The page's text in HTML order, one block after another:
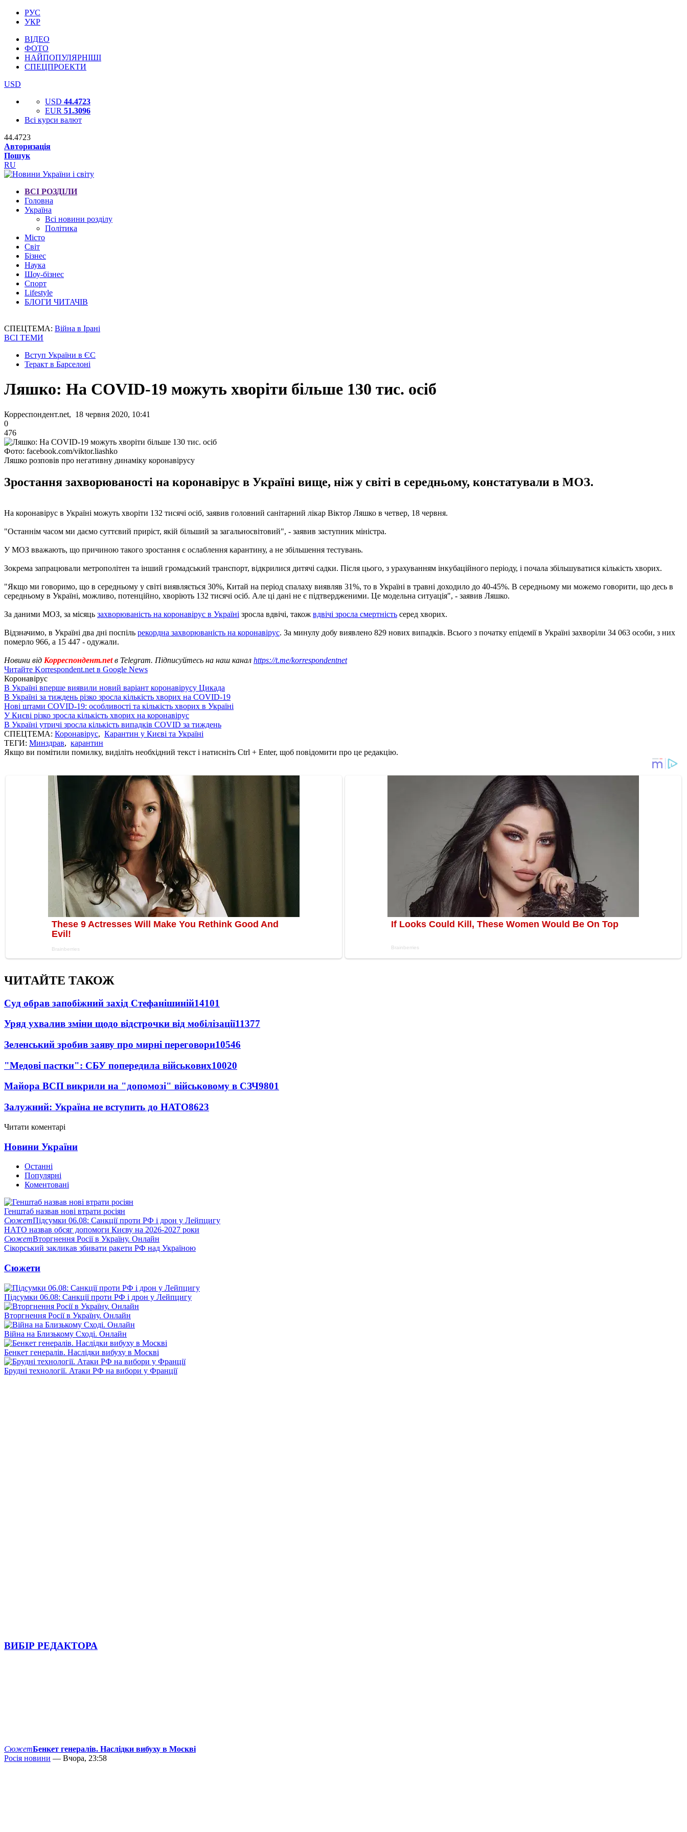
РУС
УКР
ВІДЕО
ФОТО
НАЙПОПУЛЯРНІШІ
СПЕЦПРОЕКТИ
USD
USD 44.4723
EUR 51.3096
Всі курси валют
44.4723
Авторизація
Пошук
RU
ВСІ РОЗДІЛИ
Головна
Україна
Всі новини розділу
Політика
Місто
Світ
Бізнес
Наука
Шоу-бізнес
Спорт
Lifestyle
БЛОГИ ЧИТАЧІВ
СПЕЦТЕМА: Війна в Ірані
ВСІ ТЕМИ
Вступ України в ЄС
Теракт в Барселоні
Ляшко: На COVID-19 можуть хворіти більше 130 тис. осіб
Корреспондент.net, 18 червня 2020, 10:41
0
476
Фото: facebook.com/viktor.liashko
Ляшко розповів про негативну динаміку коронавірусу
Зростання захворюваності на коронавірус в Україні вище, ніж у світі в середньому, констатували в МОЗ.
На коронавірус в Україні можуть хворіти 132 тисячі осіб, заявив головний санітарний лікар Віктор Ляшко в четвер, 18 червня.
"Останнім часом ми даємо суттєвий приріст, якій більший за загальносвітовий", - заявив заступник міністра.
У МОЗ вважають, що причиною такого зростання є ослаблення карантину, а не збільшення тестувань.
Зокрема запрацювали метрополітен та інший громадський транспорт, відкрилися дитячі садки. Після цього, з урахуванням інкубаційного періоду, і почала збільшуватися кількість хворих.
"Якщо ми говоримо, що в середньому у світі виявляється 30%, Китай на період спалаху виявляв 31%, то в Україні в травні доходило до 40-45%. В середньому ми можемо говорити, що десь в
середньому в Україні, можливо, потенційно, хворіють 132 тисячі осіб. Але ці дані не є підтвердженими. Це модельна ситуація", - заявив Ляшко.
За даними МОЗ, за місяць захворюваність на коронавірус в Україні зросла вдвічі, також вдвічі зросла смертність серед хворих.
Відзначимо, в Україні два дні поспіль рекордна захворюваність на коронавірус. За минулу добу виявлено 829 нових випадків. Всього з початку епідемії в Україні захворіли 34 063 особи, з них
померло 966, а 15 447 - одужали.
Новини від Корреспондент.netв Telegram. Підписуйтесь на наш канал https://t.me/korrespondentnet
Читайте Korrespondent.net в Google News
Коронавірус
В Україні вперше виявили новий варіант коронавірусу Цикада
В Україні за тиждень різко зросла кількість хворих на COVID-19
Нові штами COVID-19: особливості та кількість хворих в Україні
У Києві різко зросла кількість хворих на коронавірус
В Україні утричі зросла кількість випадків COVID за тиждень
СПЕЦТЕМА: Коронавірус, Карантин у Києві та Україні
ТЕГИ: Минздрав, карантин
Якщо ви помітили помилку, виділіть необхідний текст і натисніть Ctrl + Enter, щоб повідомити про це редакцію.
ЧИТАЙТЕ ТАКОЖ
Суд обрав запобіжний захід Стефанішиній14101
Уряд ухвалив зміни щодо відстрочки від мобілізації11377
Зеленський зробив заяву про мирні переговори10546
"Медові пастки": СБУ попередила військових10020
Майора ВСП викрили на "допомозі" військовому в СЗЧ9801
Залужний: Україна не вступить до НАТО8623
Читати коментарі
Новини України
Останні
Популярні
Коментовані
Генштаб назвав нові втрати росіян
СюжетПідсумки 06.08: Санкції проти РФ і дрон у Лейпцигу
НАТО назвав обсяг допомоги Києву на 2026-2027 роки
СюжетВторгнення Росії в Україну. Онлайн
Сікорський закликав збивати ракети РФ над Україною
Сюжети
Підсумки 06.08: Санкції проти РФ і дрон у Лейпцигу
Вторгнення Росії в Україну. Онлайн
Війна на Близькому Сході. Онлайн
Бенкет генералів. Наслідки вибуху в Москві
Брудні технології. Атаки РФ на вибори у Франції
ВИБІР РЕДАКТОРА
СюжетБенкет генералів. Наслідки вибуху в Москві
Росія новини — Вчора, 23:58